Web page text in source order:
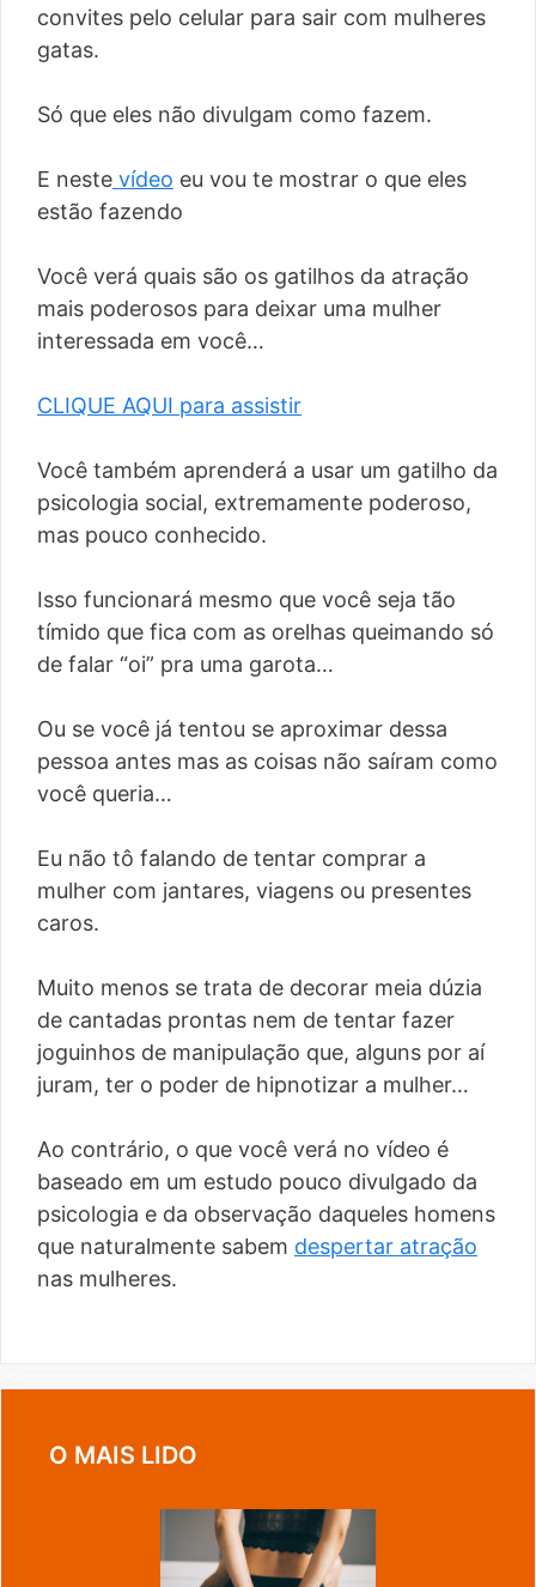
convites pelo celular para sair com mulheres
gatas.
Só que eles não divulgam como fazem.
E neste vídeo eu vou te mostrar o que eles
estão fazendo
Você verá quais são os gatilhos da atração
mais poderosos para deixar uma mulher
interessada em você…
CLIQUE AQUI para assistir
Você também aprenderá a usar um gatilho da
psicologia social, extremamente poderoso,
mas pouco conhecido.
Isso funcionará mesmo que você seja tão
tímido que fica com as orelhas queimando só
de falar “oi” pra uma garota…
Ou se você já tentou se aproximar dessa
pessoa antes mas as coisas não saíram como
você queria…
Eu não tô falando de tentar comprar a
mulher com jantares, viagens ou presentes
caros.
Muito menos se trata de decorar meia dúzia
de cantadas prontas nem de tentar fazer
joguinhos de manipulação que, alguns por aí
juram, ter o poder de hipnotizar a mulher…
Ao contrário, o que você verá no vídeo é
baseado em um estudo pouco divulgado da
psicologia e da observação daqueles homens
que naturalmente sabem despertar atração
nas mulheres.
O MAIS LIDO